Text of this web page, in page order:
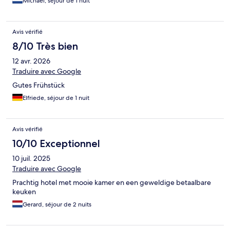
Avis vérifié
8/10 Très bien
12 avr. 2026
Traduire avec Google
Gutes Frühstück
Elfriede, séjour de 1 nuit
Avis vérifié
10/10 Exceptionnel
10 juil. 2025
Traduire avec Google
Prachtig hotel met mooie kamer en een geweldige betaalbare
keuken
Gerard, séjour de 2 nuits